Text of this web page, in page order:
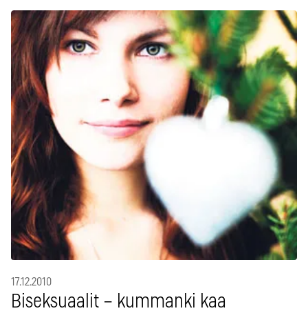
17.12.2010
Biseksuaalit – kummanki kaa